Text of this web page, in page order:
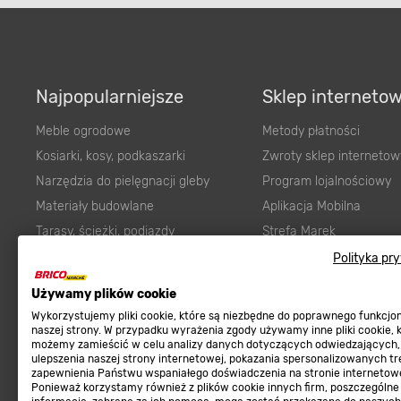
Polityka
Używamy plików cookie
Wykorzystujemy pliki cookie, które są niezbędne do poprawnego
naszej strony. W przypadku wyrażenia zgody używamy inne pliki cookie,
możemy zamieścić w celu analizy danych dotyczących odwiedzających,
ulepszenia naszej strony internetowej, pokazania spersonalizowanych
zapewnienia Państwu wspaniałego doświadczenia na stronie
Ponieważ korzystamy również z plików cookie innych firm, poszczególne
Najpopularniejsze
Meble ogrodowe
Kosiarki, kosy, podkaszarki
Narzędzia do pielęgnacji gleby
Materiały budowlane
Tarasy, ścieżki, podjazdy
Karma dla psa
Farby wewnętrzne białe
Elektryka
Panele
Sklep
Metody płatności
Zwroty sklep
Program lojalnościowy
Aplikacja Mobilna
Strefa Marek
zgodności towaru z
Program Brico PRO